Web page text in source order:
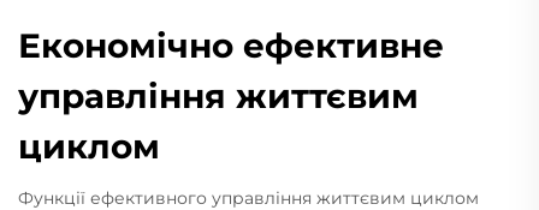
Економічно ефективне
управління життєвим
циклом
Функції ефективного управління життєвим циклом